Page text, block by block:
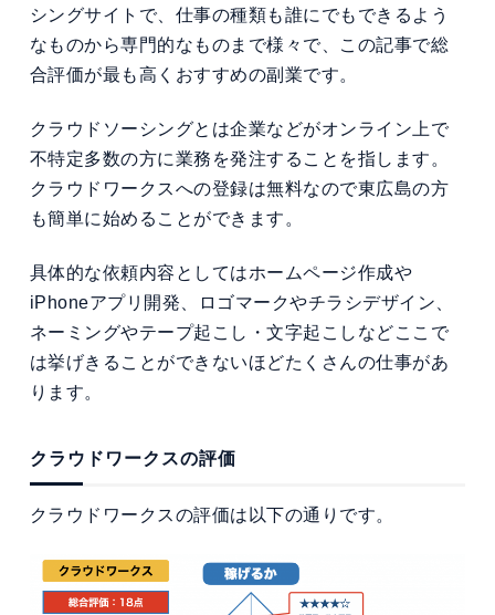
シングサイトで、仕事の種類も誰にでもできるよう
なものから専門的なものまで様々で、この記事で総
合評価が最も高くおすすめの副業です。
クラウドソーシングとは企業などがオンライン上で
不特定多数の方に業務を発注することを指します。
クラウドワークスへの登録は無料なので東広島の方
も簡単に始めることができます。
具体的な依頼内容としてはホームページ作成や
iPhoneアプリ開発、ロゴマークやチラシデザイン、
ネーミングやテープ起こし・文字起こしなどここで
は挙げきることができないほどたくさんの仕事があ
ります。
クラウドワークスの評価
クラウドワークスの評価は以下の通りです。